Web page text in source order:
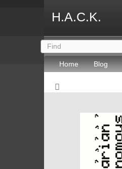
H.A.C.K.
Home Blog